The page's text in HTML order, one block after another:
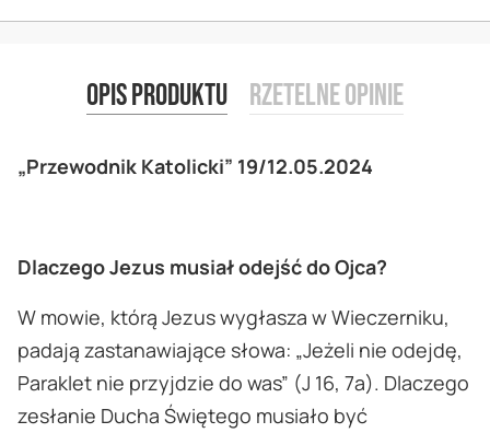
Opis produktu
„Przewodnik Katolicki” 19/12.05.2024
Dlaczego Jezus musiał odejść do Ojca?
W mowie, którą Jezus wygłasza w Wieczerniku,
padają zastanawiające słowa: „Jeżeli nie odejdę,
Paraklet nie przyjdzie do was” (J 16, 7a). Dlaczego
zesłanie Ducha Świętego musiało być
Rzetelne opinie